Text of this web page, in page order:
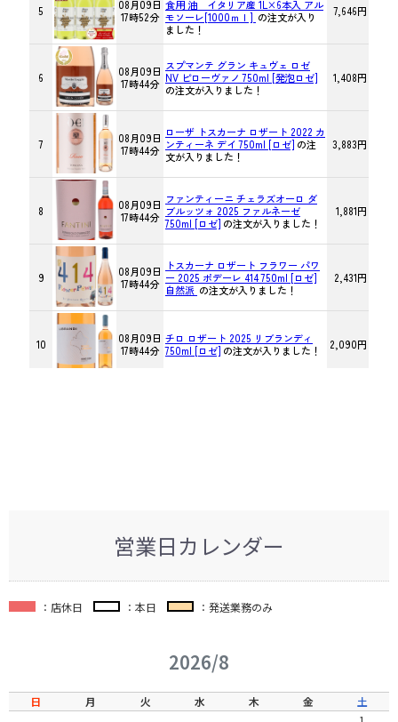
営業日カレンダー
：店休日 ：本日 ：発送業務のみ
2026/8
日 月 火 水 木 金
土